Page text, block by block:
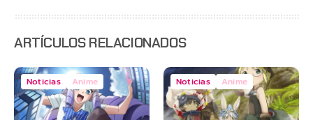
ARTÍCULOS RELACIONADOS
Noticias Anime Noticias Anime